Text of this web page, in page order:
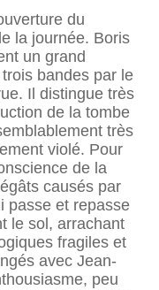
du
la journée. Boris
un grand
bandes par le
Il distingue très
de la tombe
très
violé. Pour
de la
causés par
passe et repasse
le sol, arrachant
fragiles et
avec Jean-
peu